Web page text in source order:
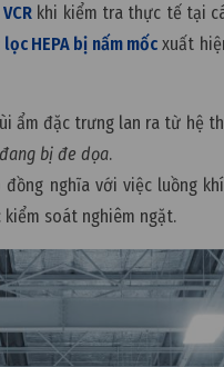
VCRkhi kiểm tra thực tế tại
lọc HEPA bị nấm mốc xuất
ẩm đặc trưng lan ra từ hệ
bị đe dọa.
nghĩa với việc luồng
soát nghiêm ngặt.